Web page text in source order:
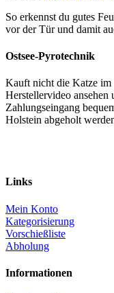
So erkennst du gutes
vor der Tür und damit
Ostsee-Pyrotechnik
Kauft nicht die Katze
Herstellervideo ansehen
Zahlungseingang
Holstein abgeholt
Links
Mein Konto
Kategorisierung
Vorschießliste
Abholung
Informationen